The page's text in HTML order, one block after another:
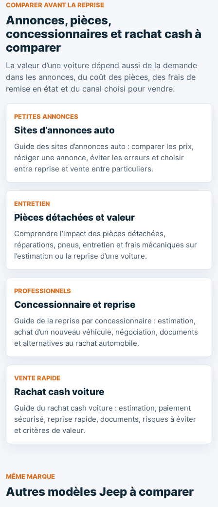
COMPARER AVANT LA REPRISE
Annonces, pièces,
concessionnaires et rachat cash à
comparer
La valeur d’une voiture dépend aussi de la demande
dans les annonces, du coût des pièces, des frais de
remise en état et du canal choisi pour vendre.
PETITES ANNONCES
Sites d’annonces auto
Guide des sites d’annonces auto : comparer les prix,
rédiger une annonce, éviter les erreurs et choisir
entre reprise et vente entre particuliers.
ENTRETIEN
Pièces détachées et valeur
Comprendre l’impact des pièces détachées,
réparations, pneus, entretien et frais mécaniques sur
l’estimation ou la reprise d’une voiture.
PROFESSIONNELS
Concessionnaire et reprise
Guide de la reprise par concessionnaire : estimation,
achat d’un nouveau véhicule, négociation, documents
et alternatives au rachat automobile.
VENTE RAPIDE
Rachat cash voiture
Guide du rachat cash voiture : estimation, paiement
sécurisé, reprise rapide, documents, risques à éviter
et critères de valeur.
MÊME MARQUE
Autres modèles Jeep à comparer